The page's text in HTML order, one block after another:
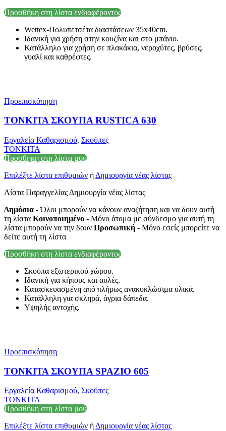
Προσθήκη στη λίστα ενδιαφέροντος
Wettex-Πολυπετσέτα διαστάσεων 35x40cm.
Ιδανική για χρήση στην κουζίνα και στο μπάνιο.
Κατάλληλο για χρήση σε πλακάκια, νεροχύτες, βρύσες,
γυαλί και καθρέφτες.
Προεπισκόπηση
ΤΟΝΚΙΤΑ ΣΚΟΥΠΑ RUSTICA 630
Εργαλεία Καθαρισμού, Σκούπες
TONKITA
Προσθήκη στη λίστα μου
Επιλέξτε λίστα επιθυμιών ή Δημιουργία νέας λίστας
Λίστα Παραγγελίας Δημιουργία νέας λίστας
Δημόσια - Όλοι μπορούν να κάνουν αναζήτηση και να δουν αυτή
τη λίστα Κοινοποιημένο - Μόνο άτομα με σύνδεσμο για αυτή τη
λίστα μπορούν να την δουν Προσωπική - Μόνο εσείς μπορείτε να
δείτε αυτή τη λίστα
Προσθήκη στη λίστα ενδιαφέροντος
Σκούπα εξωτερικού χώρου.
Ιδανική για κήπους και αυλές.
Κατασκευασμένη από πλήρως ανακυκλώσιμα υλικά.
Κατάλληλη για σκληρά, άγρια δάπεδα.
Υψηλής αντοχής.
Προεπισκόπηση
ΤΟΝΚΙΤΑ ΣΚΟΥΠΑ SPAZIO 605
Εργαλεία Καθαρισμού, Σκούπες
TONKITA
Προσθήκη στη λίστα μου
Επιλέξτε λίστα επιθυμιών ή Δημιουργία νέας λίστας